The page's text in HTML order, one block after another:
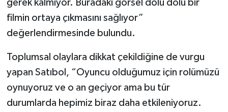
gerek kalmıyor. Buradaki görsel dolu dolu bir
filmin ortaya çıkmasını sağlıyor”
değerlendirmesinde bulundu.
Toplumsal olaylara dikkat çekildiğine de vurgu
yapan Satıbol, “Oyuncu olduğumuz için rolümüzü
oynuyoruz ve o an geçiyor ama bu tür
durumlarda hepimiz biraz daha etkileniyoruz.